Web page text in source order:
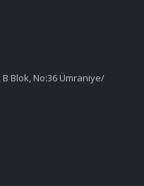
Blok, No:36 Ümraniye/